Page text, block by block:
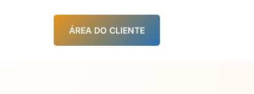
ÁREA DO CLIENTE